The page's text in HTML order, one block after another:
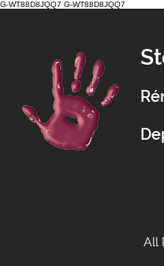
G-WT88D8JQQ7 G-WT88D8JQQ7
All